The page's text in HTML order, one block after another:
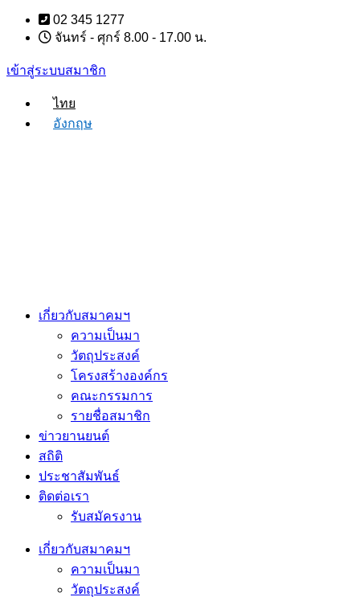
Skip
content
02 345 1277
จันทร์ - ศุกร์ 8.00 - 17.00 น.
เข้าสู่ระบบสมาชิก
ไทย
อังกฤษ
เกี่ยวกับสมาคมฯ
ความเป็นมา
วัตถุประสงค์
โครงสร้างองค์กร
คณะกรรมการ
รายชื่อสมาชิก
ข่าวยานยนต์
สถิติ
ประชาสัมพันธ์
ติดต่อเรา
รับสมัครงาน
เกี่ยวกับสมาคมฯ
ความเป็นมา
วัตถุประสงค์